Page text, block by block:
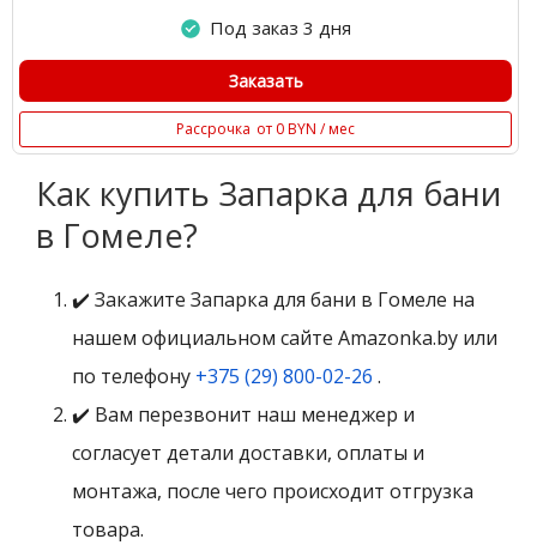
Под заказ 3 дня
Заказать
Рассрочка от 0 BYN / мес
Как купить Запарка для бани
в Гомеле?
✔️ Закажите Запарка для бани в Гомеле на
нашем официальном сайте Amazonka.by или
по телефону +375 (29) 800-02-26 .
✔️ Вам перезвонит наш менеджер и
согласует детали доставки, оплаты и
монтажа, после чего происходит отгрузка
товара.